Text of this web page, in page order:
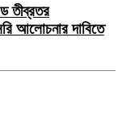
তীব্রতর
আলোচনার দাবিতে